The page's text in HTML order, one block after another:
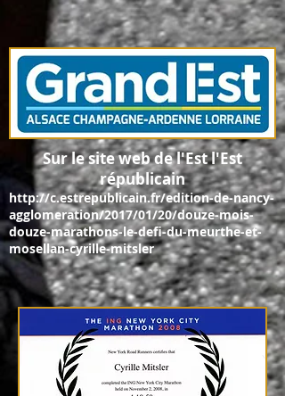
Sur le site web de l'Est l'Est
républicain
http://c.estrepublicain.fr/edition-de-nancy-
agglomeration/2017/01/20/douze-mois-
douze-marathons-le-defi-du-meurthe-et-
mosellan-cyrille-mitsler